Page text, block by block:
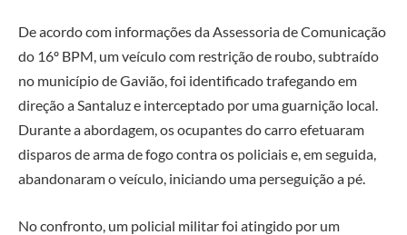
De acordo com informações da Assessoria de Comunicação
do 16º BPM, um veículo com restrição de roubo, subtraído
no município de Gavião, foi identificado trafegando em
direção a Santaluz e interceptado por uma guarnição local.
Durante a abordagem, os ocupantes do carro efetuaram
disparos de arma de fogo contra os policiais e, em seguida,
abandonaram o veículo, iniciando uma perseguição a pé.
No confronto, um policial militar foi atingido por um